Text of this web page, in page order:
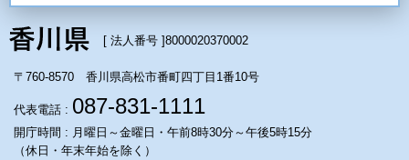
[ 法人番号 ]8000020370002
〒760-8570 香川県高松市番町四丁目1番10号
代表電話 : 087-831-1111
開庁時間 : 月曜日～金曜日・午前8時30分～午後5時15分
（休日・年末年始を除く）